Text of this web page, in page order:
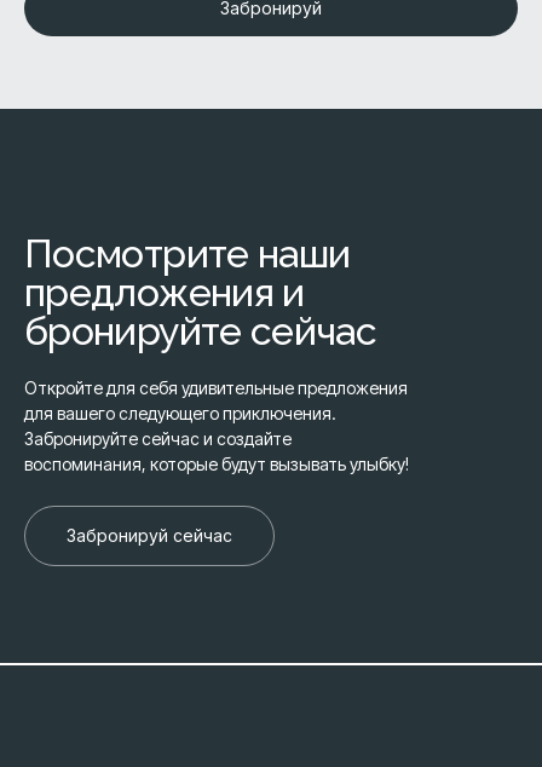
Забронируй
Посмотрите наши
предложения и
бронируйте сейчас
Откройте для себя удивительные предложения
для вашего следующего приключения.
Забронируйте сейчас и создайте
воспоминания, которые будут вызывать улыбку!
Забронируй сейчас